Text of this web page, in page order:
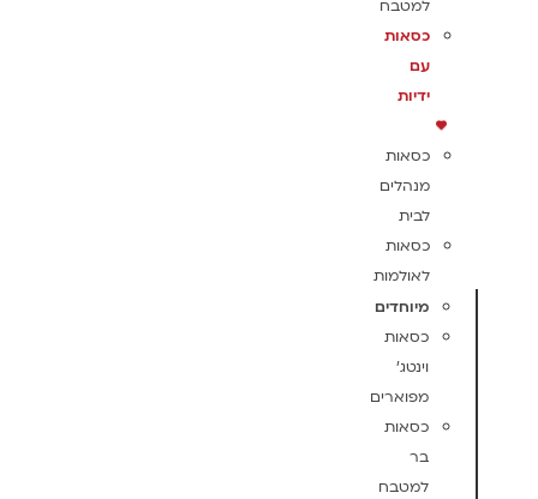
למטבח
כסאות
עם
ידיות
כסאות
מנהלים
לבית
כסאות
לאולמות
מיוחדים
כסאות
וינטג'
מפוארים
כסאות
בר
למטבח